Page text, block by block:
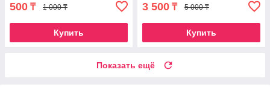
500 ₸ 1 000 ₸
Купить
3 500 ₸ 5 000 ₸
Купить
Показать ещё